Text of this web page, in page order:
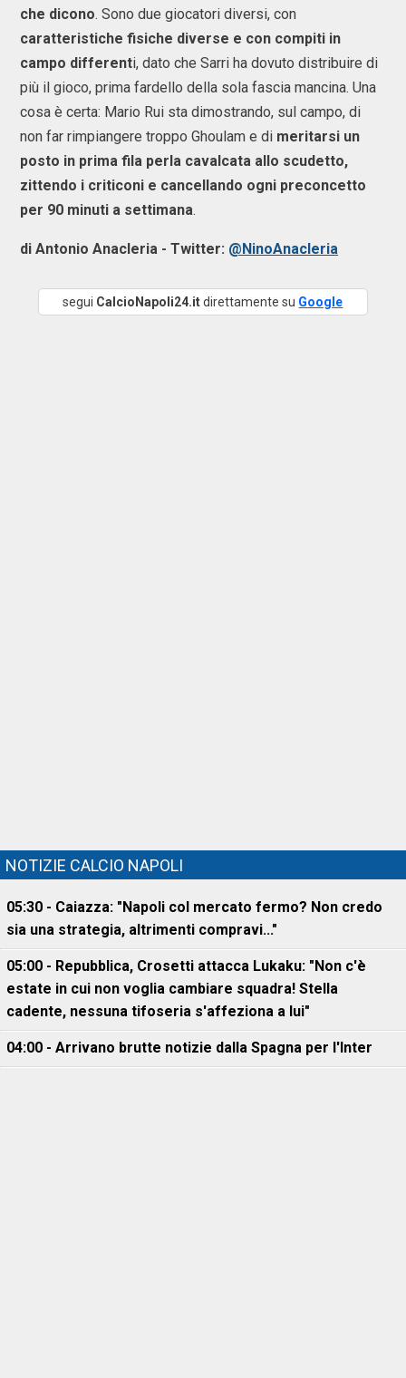
che dicono. Sono due giocatori diversi, con
caratteristiche fisiche diverse e con compiti in
campo differenti, dato che Sarri ha dovuto distribuire di
più il gioco, prima fardello della sola fascia mancina. Una
cosa è certa: Mario Rui sta dimostrando, sul campo, di
non far rimpiangere troppo Ghoulam e di meritarsi un
posto in prima fila perla cavalcata allo scudetto,
zittendo i criticoni e cancellando ogni preconcetto
per 90 minuti a settimana.
di Antonio Anacleria - Twitter: @NinoAnacleria
segui CalcioNapoli24.itdirettamente su Google
NOTIZIE CALCIO NAPOLI
05:30 - Caiazza: "Napoli col mercato fermo? Non credo
sia una strategia, altrimenti compravi..."
05:00 - Repubblica, Crosetti attacca Lukaku: "Non c'è
estate in cui non voglia cambiare squadra! Stella
cadente, nessuna tifoseria s'affeziona a lui"
04:00 - Arrivano brutte notizie dalla Spagna per l'Inter